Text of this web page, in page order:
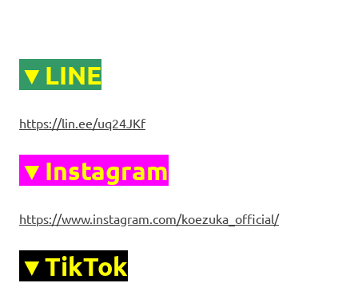
▼LINE
https://lin.ee/uq24JKf
▼Instagram
https://www.instagram.com/koezuka_official/
▼TikTok